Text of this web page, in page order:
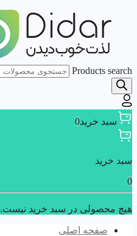
Products search
سبد خرید0
سبد خرید
0
هیچ محصولی در سبد خرید نیست.
صفحه اصلی